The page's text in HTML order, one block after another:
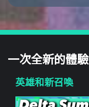
一次全新的體驗
英雄和新召喚